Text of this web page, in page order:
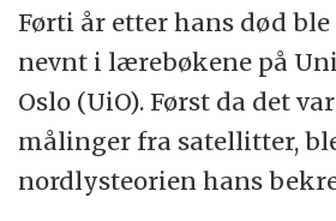
Førti år etter hans død
nevnt i lærebøkene på
Oslo (UiO). Først da det
målinger fra satellitter,
nordlysteorien hans